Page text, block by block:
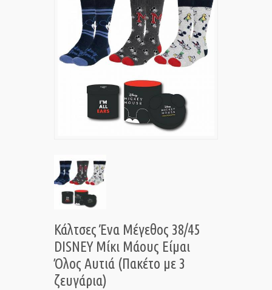
Κάλτσες Ένα Μέγεθος 38/45
DISNEY Μίκι Μάους Είμαι
Όλος Αυτιά (Πακέτο με 3
ζευγάρια)